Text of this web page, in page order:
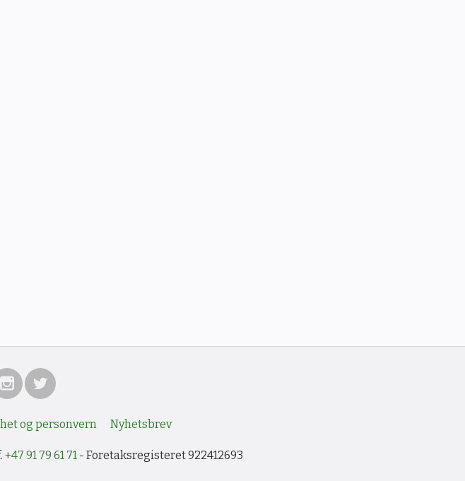
og personvern Nyhetsbrev
+47 91 79 61 71 - Foretaksregisteret 922412693